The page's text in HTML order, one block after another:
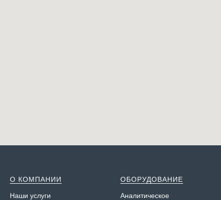
О КОМПАНИИ
Наши услуги
ОБОРУДОВАНИЕ
Аналитическое